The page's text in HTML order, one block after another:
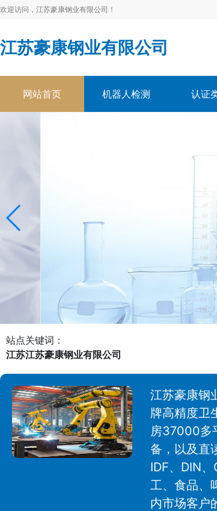
欢迎访问，江苏豪康钢业有限公司！
江苏豪康钢业有限公司
网站首页 机器人检测 认证
站点关键词：
江苏江苏豪康钢业有限公司
江苏豪康钢
牌高精度卫
房37000多
备，以及直
IDF、DIN
工、食品、
内市场客户